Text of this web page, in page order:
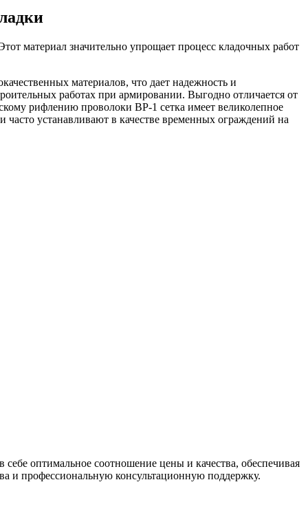
материал значительно упрощает процесс кладочных работ
материалов, что дает надежность и
работах при армировании. Выгодно отличается от
рифлению проволоки ВР-1 сетка имеет великолепное
устанавливают в качестве временных ограждений на
оптимальное соотношение цены и качества, обеспечивая
и профессиональную консультационную поддержку.